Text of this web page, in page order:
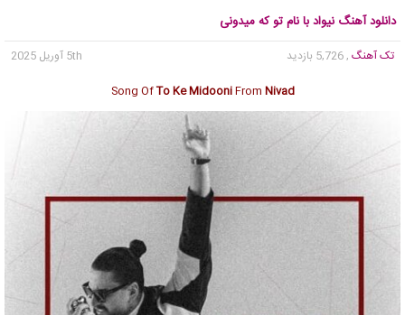
دانلود آهنگ نیواد با نام تو که میدونی
تک آهنگ , 5,726 بازدید
5th آوریل 2025
Song OfTo Ke MidooniFrom Nivad